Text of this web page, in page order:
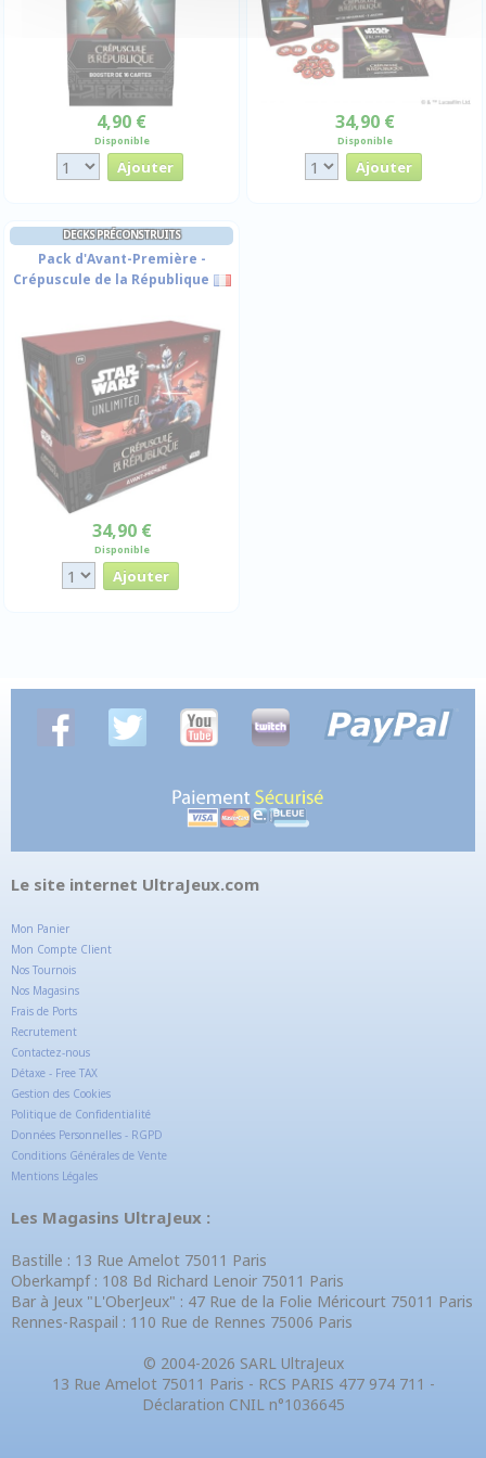
4,90 €
Disponible
34,90 €
Disponible
DECKS PRÉCONSTRUITS
Pack d'Avant-Première -
Crépuscule de la République
34,90 €
Disponible
Le site internet UltraJeux.com
Mon Panier
Mon Compte Client
Nos Tournois
Nos Magasins
Frais de Ports
Recrutement
Contactez-nous
Détaxe - Free TAX
Gestion des Cookies
Politique de Confidentialité
Données Personnelles - RGPD
Conditions Générales de Vente
Mentions Légales
Les Magasins UltraJeux :
Bastille : 13 Rue Amelot 75011 Paris
Oberkampf : 108 Bd Richard Lenoir 75011 Paris
Bar à Jeux "L'OberJeux" : 47 Rue de la Folie Méricourt 75011 Paris
Rennes-Raspail : 110 Rue de Rennes 75006 Paris
© 2004-2026 SARL UltraJeux
13 Rue Amelot 75011 Paris - RCS PARIS 477 974 711 -
Déclaration CNIL n°1036645